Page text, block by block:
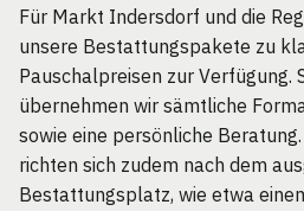
Für Markt Indersdorf und die
unsere Bestattungspakete zu
Pauschalpreisen zur Verfügung.
übernehmen wir sämtliche
sowie eine persönliche
richten sich zudem nach dem
Bestattungsplatz, wie etwa